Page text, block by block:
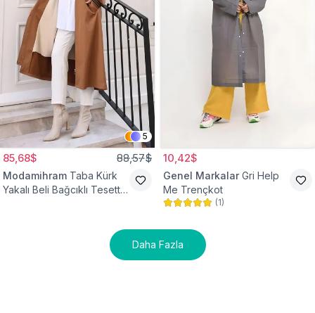
5
85,68$ 88,57$
Modamihram Taba Kürk
Yakalı Beli Bağcıklı Tesettür
10,42$
Genel Markalar Gri Help
Me Trençkot
(1)
Daha Fazla